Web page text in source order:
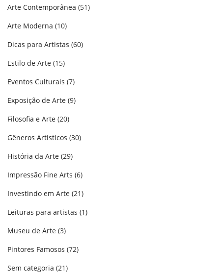
Arte Contemporânea (51)
Arte Moderna (10)
Dicas para Artistas (60)
Estilo de Arte (15)
Eventos Culturais (7)
Exposição de Arte (9)
Filosofia e Arte (20)
Gêneros Artistícos (30)
História da Arte (29)
Impressão Fine Arts (6)
Investindo em Arte (21)
Leituras para artistas (1)
Museu de Arte (3)
Pintores Famosos (72)
Sem categoria (21)